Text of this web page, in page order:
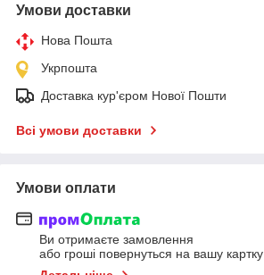
Умови доставки
Нова Пошта
Укрпошта
Доставка кур'єром Нової Пошти
Всі умови доставки
Умови оплати
Ви отримаєте замовлення
або гроші повернуться на вашу картку